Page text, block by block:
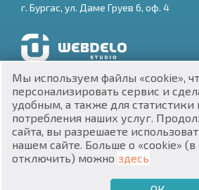
$
₽
₴
zł
г. Бургас, ул. Даме Груев 6, оф. 4
Разработка и SEO продвижение
ЕИК 201160903
Мы используем файлы «cookie»,
персонализировать сервис и
удобным, а также для статистики
потребления наших услуг.
сайта, вы разрешаете
нашем сайте. Больше о «cookie»
отключить) можно здесь